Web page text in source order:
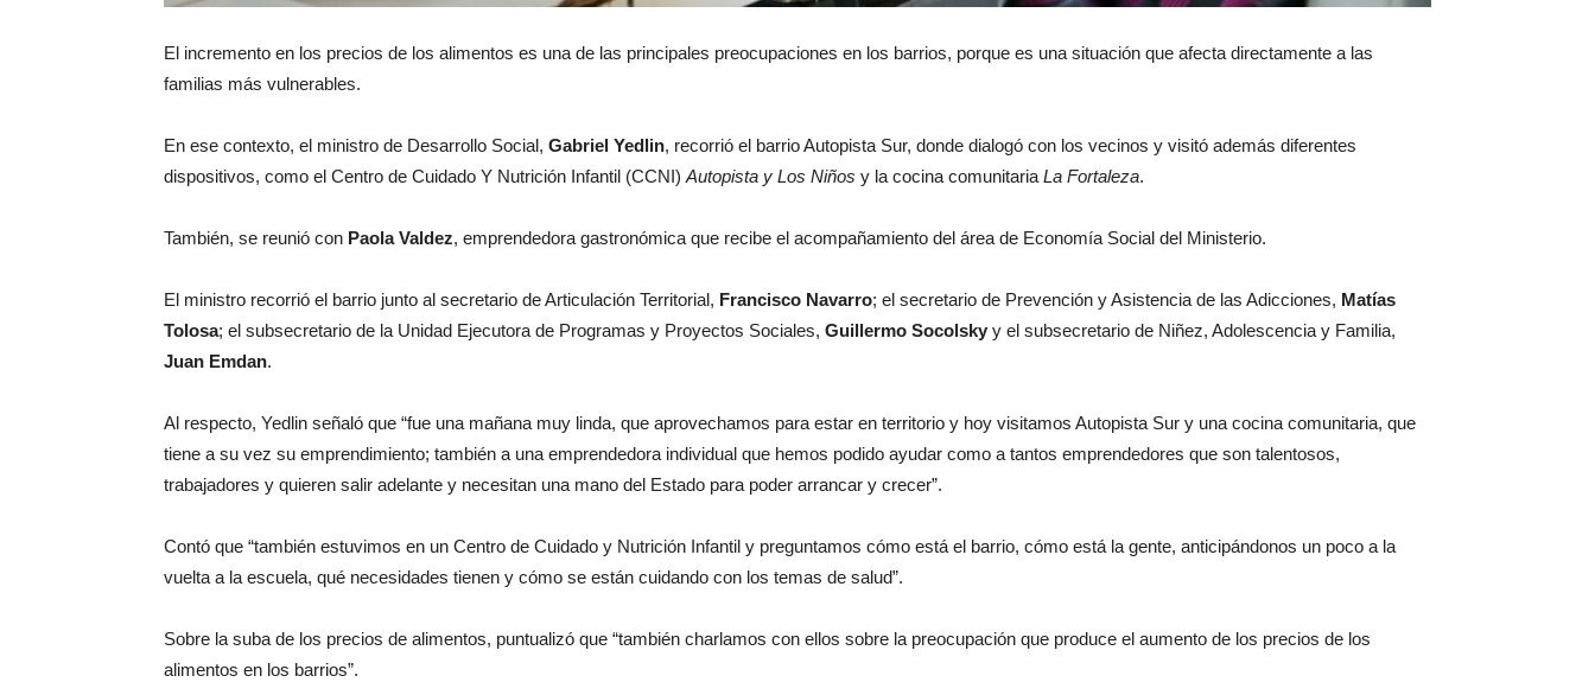
El incremento en los precios de los alimentos es una de las principales preocupaciones en los barrios, porque es una situación que afecta directamente a las
familias más vulnerables.
En ese contexto, el ministro de Desarrollo Social, Gabriel Yedlin, recorrió el barrio Autopista Sur, donde dialogó con los vecinos y visitó además diferentes
dispositivos, como el Centro de Cuidado Y Nutrición Infantil (CCNI) Autopista y Los Niños y la cocina comunitaria La Fortaleza.
También, se reunió con Paola Valdez, emprendedora gastronómica que recibe el acompañamiento del área de Economía Social del Ministerio.
El ministro recorrió el barrio junto al secretario de Articulación Territorial, Francisco Navarro; el secretario de Prevención y Asistencia de las Adicciones, Matías
Tolosa; el subsecretario de la Unidad Ejecutora de Programas y Proyectos Sociales, Guillermo Socolsky y el subsecretario de Niñez, Adolescencia y Familia,
Juan Emdan.
Al respecto, Yedlin señaló que “fue una mañana muy linda, que aprovechamos para estar en territorio y hoy visitamos Autopista Sur y una cocina comunitaria, que
tiene a su vez su emprendimiento; también a una emprendedora individual que hemos podido ayudar como a tantos emprendedores que son talentosos,
trabajadores y quieren salir adelante y necesitan una mano del Estado para poder arrancar y crecer”.
Contó que “también estuvimos en un Centro de Cuidado y Nutrición Infantil y preguntamos cómo está el barrio, cómo está la gente, anticipándonos un poco a la
vuelta a la escuela, qué necesidades tienen y cómo se están cuidando con los temas de salud”.
Sobre la suba de los precios de alimentos, puntualizó que “también charlamos con ellos sobre la preocupación que produce el aumento de los precios de los
alimentos en los barrios”.